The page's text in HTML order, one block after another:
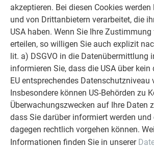
akzeptieren. Bei diesen Cookies
und von Drittanbietern verarbeitet, die
USA haben. Wenn Sie Ihre
erteilen, so willigen Sie auch explizit
lit. a) DSGVO in die Datenübermittlung
informieren Sie, dass die USA über
EU entsprechendes Datenschutzniveau
Insbesondere können US-Behörden zu
Überwachungszwecken auf Ihre Daten
dass Sie darüber informiert werden und
dagegen rechtlich vorgehen können.
Informationen finden Sie in unserer